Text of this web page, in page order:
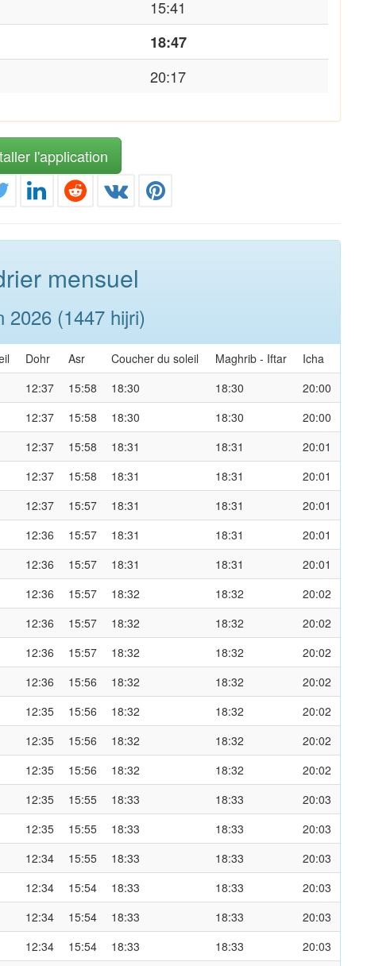
15:41
18:47
20:17
l'application
mensuel
2026 (1447 hijri)
Dohr Asr Coucher du soleil Maghrib - Iftar
Icha
12:37 15:58 18:30 18:30
20:00
12:37 15:58 18:30 18:30
20:00
12:37 15:58 18:31 18:31
20:01
12:37 15:58 18:31 18:31
20:01
12:37 15:57 18:31 18:31
20:01
12:36 15:57 18:31 18:31
20:01
12:36 15:57 18:31 18:31
20:01
12:36 15:57 18:32 18:32
20:02
12:36 15:57 18:32 18:32
20:02
12:36 15:57 18:32 18:32
20:02
12:36 15:56 18:32 18:32
20:02
12:35 15:56 18:32 18:32
20:02
12:35 15:56 18:32 18:32
20:02
12:35 15:56 18:32 18:32
20:02
12:35 15:55 18:33 18:33
20:03
12:35 15:55 18:33 18:33
20:03
12:34 15:55 18:33 18:33
20:03
12:34 15:54 18:33 18:33
20:03
12:34 15:54 18:33 18:33
20:03
12:34 15:54 18:33 18:33
20:03